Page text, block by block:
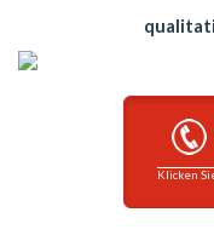
Klicken